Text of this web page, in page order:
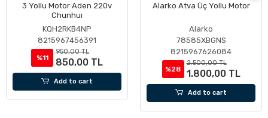
3 Yollu Motor Aden 220v
Chunhuı
KQH2RKB4NP
8215967456391
%11
950,00 TL
850,00 TL
Add to cart
Alarko Atva Üç Yollu Motor
Alarko
78585XBGNS
8215967626084
%28
2.500,00 TL
1.800,00 TL
Add to cart